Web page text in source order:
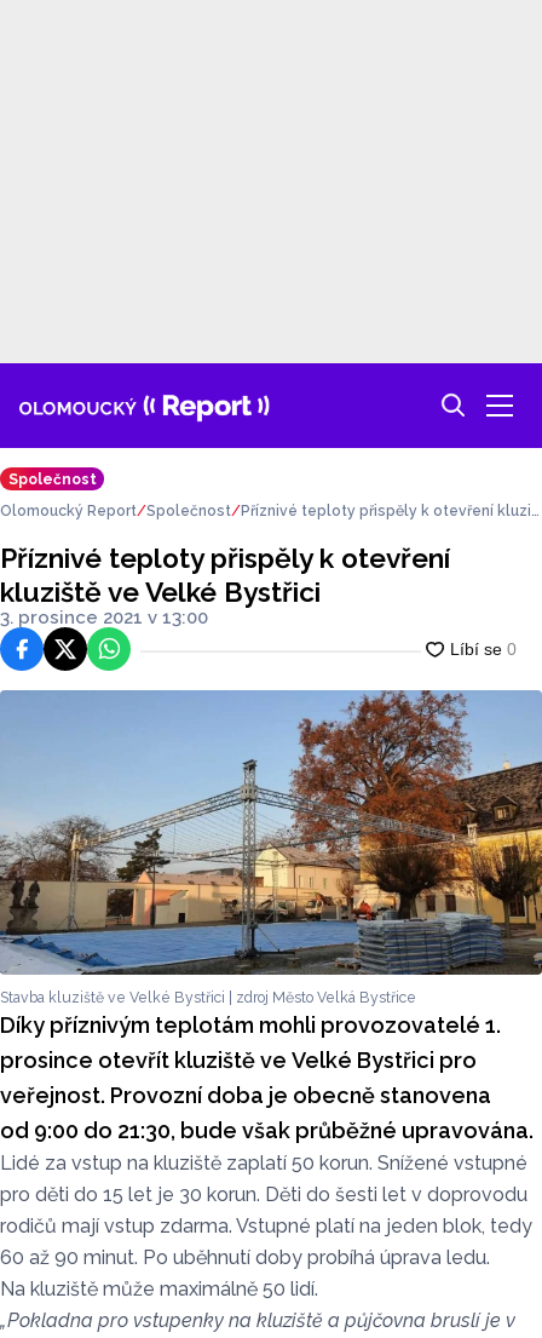
Společnost
Olomoucký Report Společnost
Příznivé teploty přispěly k otevření kluziš
Příznivé teploty přispěly k otevření
kluziště ve Velké Bystřici
3. prosince 2021 v 13:00
FacebookPlatforma X
WhatsApp
Stavba kluziště ve Velké Bystřici | zdroj Město Velká Bystřice
Díky příznivým teplotám mohli provozovatelé 1.
prosince otevřít kluziště ve Velké Bystřici pro
veřejnost. Provozní doba je obecně stanovena
od 9:00 do 21:30, bude však průběžné upravována.
Lidé za vstup na kluziště zaplatí 50 korun. Snížené vstupné
pro děti do 15 let je 30 korun. Děti do šesti let v doprovodu
rodičů mají vstup zdarma. Vstupné platí na jeden blok, tedy
60 až 90 minut. Po uběhnutí doby probíhá úprava ledu.
Na kluziště může maximálně 50 lidí.
„Pokladna pro vstupenky na kluziště a půjčovna bruslí je v